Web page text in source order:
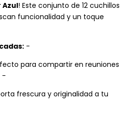
Azul! Este conjunto de 12 cuchillos
funcionalidad y un toque
-
para compartir en reuniones
-
frescura y originalidad a tu